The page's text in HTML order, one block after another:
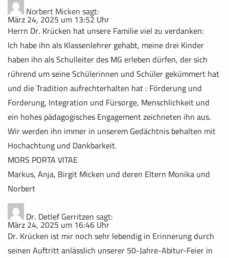
Norbert Mickensagt:
März 24, 2025 um 13:52 Uhr
Herrn Dr. Krücken hat unsere Familie viel zu verdanken:
Ich habe ihn als Klassenlehrer gehabt, meine drei Kinder
haben ihn als Schulleiter des MG erleben dürfen, der sich
rührend um seine Schülerinnen und Schüler gekümmert hat
und die Tradition aufrechterhalten hat : Förderung und
Forderung, Integration und Fürsorge, Menschlichkeit und
ein hohes pädagogisches Engagement zeichneten ihn aus.
Wir werden ihn immer in unserem Gedächtnis behalten mit
Hochachtung und Dankbarkeit.
MORS PORTA VITAE
Markus, Anja, Birgit Micken und deren Eltern Monika und
Norbert
Dr. Detlef Gerritzensagt:
März 24, 2025 um 16:46 Uhr
Dr. Krücken ist mir noch sehr lebendig in Erinnerung durch
seinen Auftritt anlässlich unserer 50-Jahre-Abitur-Feier in